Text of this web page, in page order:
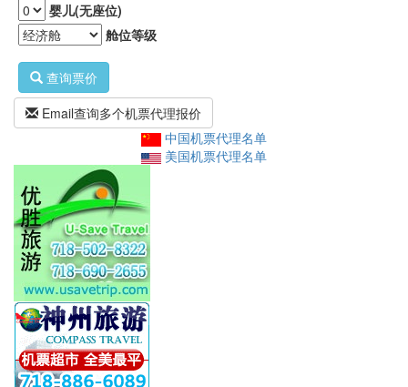
婴儿(无座位)
舱位等级
查询票价
Email查询多个机票代理报价
中国机票代理名单
美国机票代理名单